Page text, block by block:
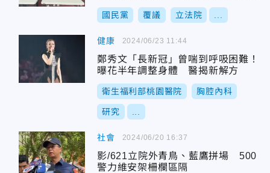
門
國民黨 覆議 立法院
健康
鄭秀文「長新冠」曾喘到呼吸困難！
曝花半年調整身體 醫揭新解方
衛生福利部桃園醫院 胸腔內科
研究
2024/06/23 11:44
社會
影/621立院外青鳥、藍鷹拼場 500
警力維安架柵欄區隔
2024/06/20 16:37